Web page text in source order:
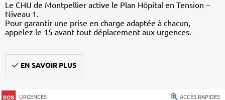
Le CHU de Montpellier active le Plan Hôpital en Tension –
Niveau 1.
Pour garantir une prise en charge adaptée à chacun,
appelez le 15 avant tout déplacement aux urgences.
EN SAVOIR PLUS
URGENCES ACCÈS RAPIDES